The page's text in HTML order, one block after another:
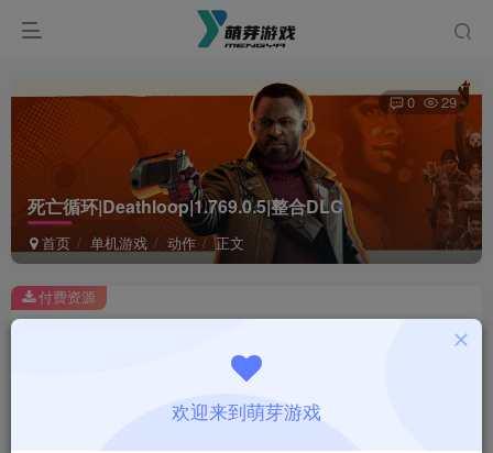
死亡循环|Deathloop|1.769.0.5|整合DLC
首页 单机游戏 动作 正文
0 29
此内容为付费资源，请付费后查看
￥1
付费资源
欢迎来到萌芽游戏